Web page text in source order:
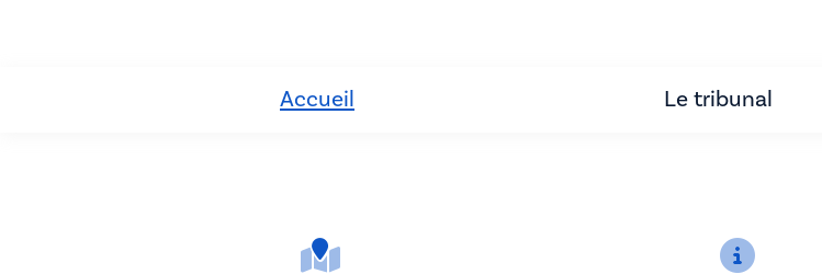
Accueil Le tribunal